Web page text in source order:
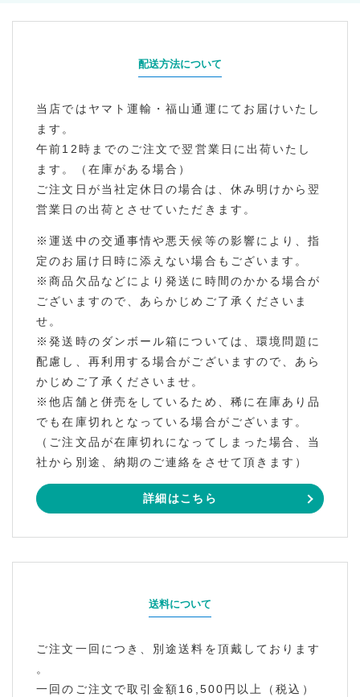
配送方法について
当店ではヤマト運輸・福山通運にてお届けいたし
ます。
午前12時までのご注文で翌営業日に出荷いたし
ます。（在庫がある場合）
ご注文日が当社定休日の場合は、休み明けから翌
営業日の出荷とさせていただきます。
※運送中の交通事情や悪天候等の影響により、指
定のお届け日時に添えない場合もございます。
※商品欠品などにより発送に時間のかかる場合が
ございますので、あらかじめご了承くださいま
せ。
※発送時のダンボール箱については、環境問題に
配慮し、再利用する場合がございますので、あら
かじめご了承くださいませ。
※他店舗と併売をしているため、稀に在庫あり品
でも在庫切れとなっている場合がございます。
（ご注文品が在庫切れになってしまった場合、当
社から別途、納期のご連絡をさせて頂きます）
詳細はこちら
送料について
ご注文一回につき、別途送料を頂戴しております
。
一回のご注文で取引金額16,500円以上（税込）